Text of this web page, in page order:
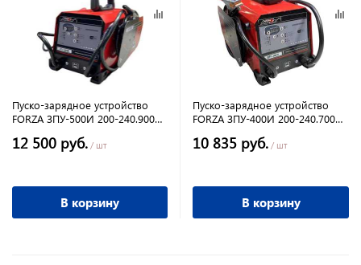
Пуско-зарядное устройство
FORZA ЗПУ-500И 200-240.900
5,6кг
12 500 руб. / шт
В корзину
Пуско-зарядное устройство
FORZA ЗПУ-400И 200-240.700
5,5кг
10 835 руб. / шт
В корзину